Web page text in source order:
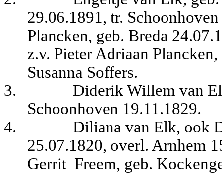
29.06.1891, tr.
Plancken, geb. Breda
z.v. Pieter Adriaan
Susanna Soffers.
3.
Diderik Willem van
Schoonhoven 19.11.1829.
4.
Diliana van Elk, ook
25.07.1820, overl. Arnhem
Gerrit Freem, geb.